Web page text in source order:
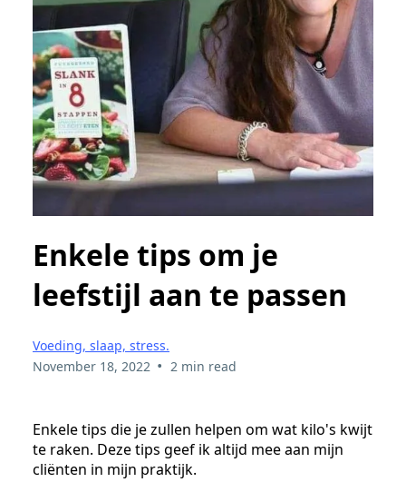
Enkele tips om je
leefstijl aan te passen
Voeding, slaap, stress.
November 18, 2022 • 2 min read
Enkele tips die je zullen helpen om wat kilo's kwijt
te raken. Deze tips geef ik altijd mee aan mijn
cliënten in mijn praktijk.